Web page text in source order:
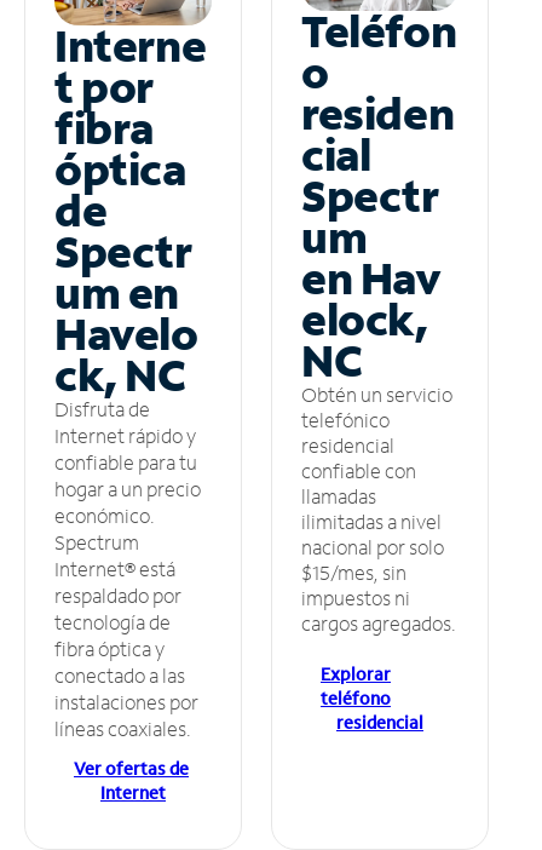
Interne
t por
fibra
óptica
de
Spectr
um en
Havelo
ck, NC
Disfruta de
Internet rápido y
confiable para tu
hogar a un precio
económico.
Spectrum
Internet® está
respaldado por
tecnología de
fibra óptica y
conectado a las
instalaciones por
líneas coaxiales.
Ver ofertas de
Internet
Teléfon
o
residen
cial
Spectr
um
en Hav
elock,
NC
Obtén un servicio
telefónico
residencial
confiable con
llamadas
ilimitadas a nivel
nacional por solo
$15/mes, sin
impuestos ni
cargos agregados.
Explorar
teléfono
residencial